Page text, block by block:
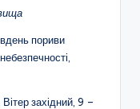
пориви
західний, 9 –